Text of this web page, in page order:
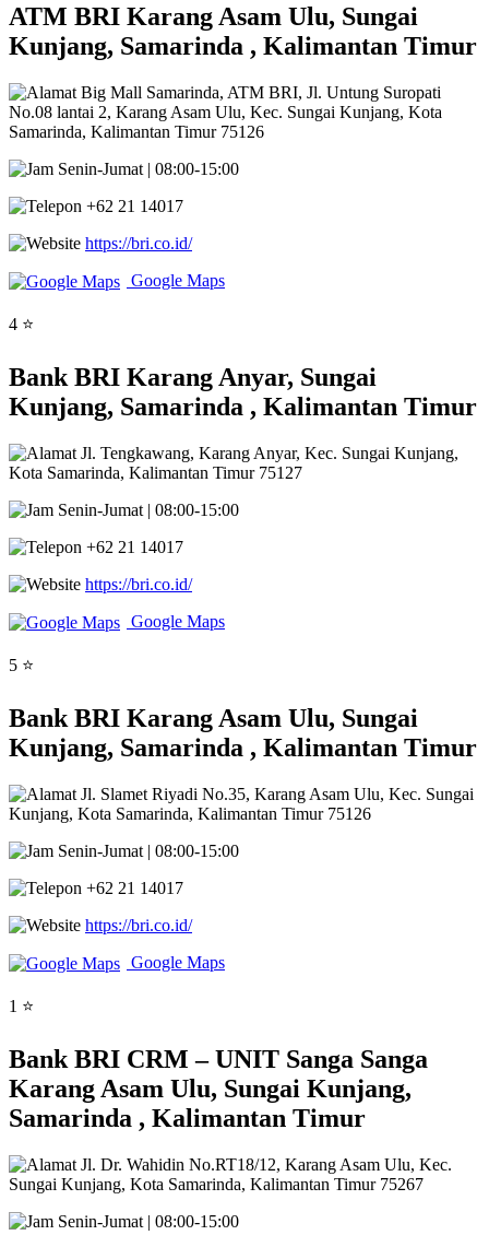
ATM BRI Karang Asam Ulu, Sungai
Kunjang, Samarinda , Kalimantan Timur
Big Mall Samarinda, ATM BRI, Jl. Untung Suropati
No.08 lantai 2, Karang Asam Ulu, Kec. Sungai Kunjang, Kota
Samarinda, Kalimantan Timur 75126
Senin-Jumat | 08:00-15:00
+62 21 14017
https://bri.co.id/
Google Maps
4 ⭐
Bank BRI Karang Anyar, Sungai
Kunjang, Samarinda , Kalimantan Timur
Jl. Tengkawang, Karang Anyar, Kec. Sungai Kunjang,
Kota Samarinda, Kalimantan Timur 75127
Senin-Jumat | 08:00-15:00
+62 21 14017
https://bri.co.id/
Google Maps
5 ⭐
Bank BRI Karang Asam Ulu, Sungai
Kunjang, Samarinda , Kalimantan Timur
Jl. Slamet Riyadi No.35, Karang Asam Ulu, Kec. Sungai
Kunjang, Kota Samarinda, Kalimantan Timur 75126
Senin-Jumat | 08:00-15:00
+62 21 14017
https://bri.co.id/
Google Maps
1 ⭐
Bank BRI CRM – UNIT Sanga Sanga
Karang Asam Ulu, Sungai Kunjang,
Samarinda , Kalimantan Timur
Jl. Dr. Wahidin No.RT18/12, Karang Asam Ulu, Kec.
Sungai Kunjang, Kota Samarinda, Kalimantan Timur 75267
Senin-Jumat | 08:00-15:00